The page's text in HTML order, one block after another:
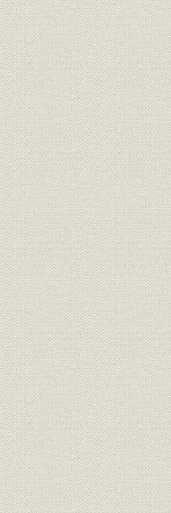
定款
役員
事業所
組織
役員;従業員
財務・業績
販売
生産
財務・業績
財務・業績